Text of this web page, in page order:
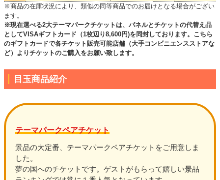
※商品の在庫状況により、類似の同等商品でのお届けとなる場合がござい
ます。
※現在選べる2大テーマパークチケットは、パネルとチケットの代替え品
としてVISAギフトカード（1枚辺り8,600円)を同封しております。こちら
のギフトカードで各チケット販売可能店舗（大手コンビニエンスストアな
ど）よりチケットのご購入をお願い致します。
目玉商品紹介
テーマパークペアチケット
景品の大定番、テーマパークペアチケットをご用意しま
した。
夢の国へのチケットです。ゲストがもらって嬉しい景品